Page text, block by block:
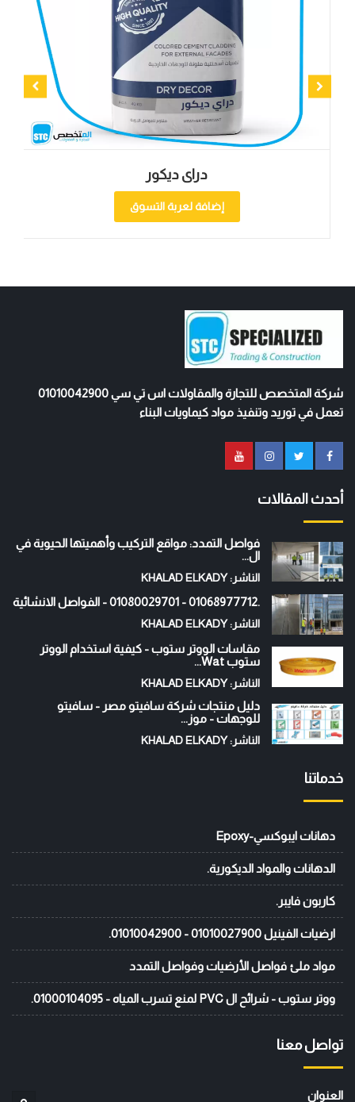
دراى ديكور
إضافة لعربة التسوق
شركة المتخصص للتجارة والمقاولات اس تي سي 01010042900
تعمل في توريد وتنفيذ مواد كيماويات البناء
أحدث المقالات
فواصل التمدد: مواقع التركيب وأهميتها الحيوية في
ال...
الناشر: KHALAD ELKADY
.01068977712 - 01080029701 - الفواصل الانشائية
الناشر: KHALAD ELKADY
مقاسات الووتر ستوب - كيفية استخدام الووتر
ستوب Wat...
الناشر: KHALAD ELKADY
دليل منتجات شركة سافيتو مصر - سافيتو
للوجهات - موز...
الناشر: KHALAD ELKADY
خدماتنا
دهانات ايبوكسي-Epoxy
الدهانات والمواد الديكورية.
كاربون فايبر.
ارضيات الفينيل 01010027900 - 01010042900.
مواد ملئ فواصل الأرضيات وفواصل التمدد
ووتر ستوب - شرائح ال PVC لمنع تسرب المياه - 01000104095.
تواصل معنا
العنوان